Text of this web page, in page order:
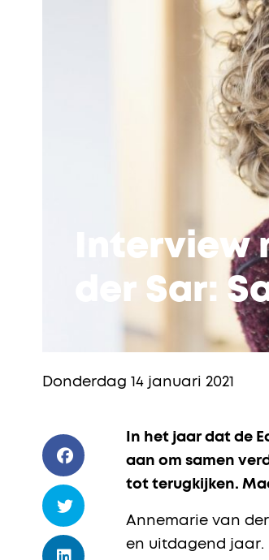
Interview
der Sar:
Donderdag 14 januari 2021
In het jaar dat de
aan om samen
tot terugkijken.
Annemarie van
en uitdagend jaar.